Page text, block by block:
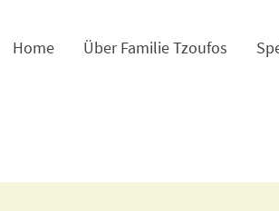
Home Über Familie Tzoufos